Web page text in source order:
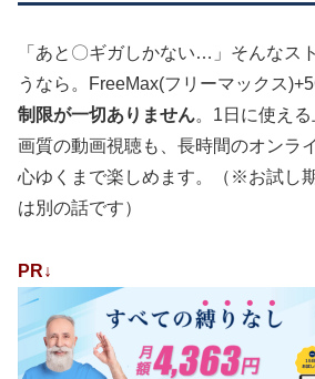
「あと〇ギガしかない…」そんなス
うなら。FreeMax(フリーマックス
制限が一切ありません。1日に使え
画質の動画視聴も、長時間のオンラ
心ゆくまで楽しめます。（※お試し
は別の話です）
PR↓